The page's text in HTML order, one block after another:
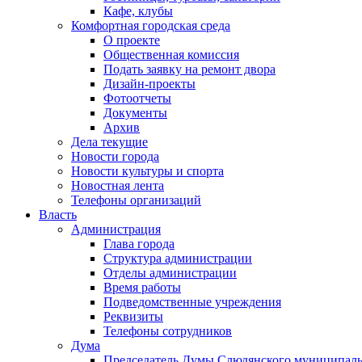
Кафе, клубы
Комфортная городская среда
О проекте
Общественная комиссия
Подать заявку на ремонт двора
Дизайн-проекты
Фотоотчеты
Документы
Архив
Дела текущие
Новости города
Новости культуры и спорта
Новостная лента
Телефоны организаций
Власть
Администрация
Глава города
Структура администрации
Отделы администрации
Время работы
Подведомственные учреждения
Реквизиты
Телефоны сотрудников
Дума